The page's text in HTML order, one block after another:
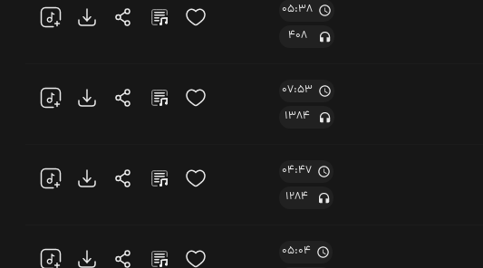
05:38
408
07:53
1384
04:47
1284
05:04